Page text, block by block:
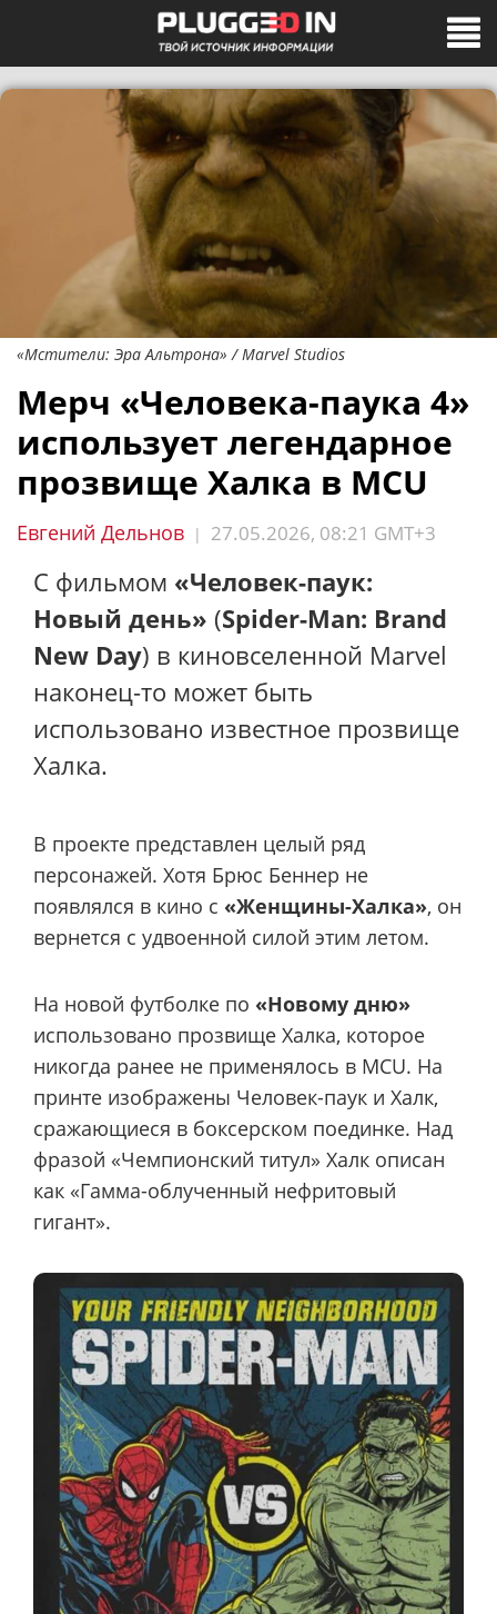
«Мстители: Эра Альтрона» / Marvel Studios
Мерч «Человека-паука 4»
использует легендарное
прозвище Халка в MCU
Евгений Дельнов | 27.05.2026, 08:21 GMT+3
С фильмом «Человек-паук:
Новый день» (Spider-Man: Brand
New Day) в киновселенной Marvel
наконец-то может быть
использовано известное прозвище
Халка.
В проекте представлен целый ряд
персонажей. Хотя Брюс Беннер не
появлялся в кино с «Женщины-Халка», он
вернется с удвоенной силой этим летом.
На новой футболке по «Новому дню»
использовано прозвище Халка, которое
никогда ранее не применялось в MCU. На
принте изображены Человек-паук и Халк,
сражающиеся в боксерском поединке. Над
фразой «Чемпионский титул» Халк описан
как «Гамма-облученный нефритовый
гигант».